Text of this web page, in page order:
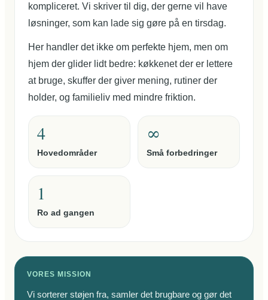
kompliceret. Vi skriver til dig, der gerne vil have
løsninger, som kan lade sig gøre på en tirsdag.
Her handler det ikke om perfekte hjem, men om
hjem der glider lidt bedre: køkkenet der er lettere
at bruge, skuffer der giver mening, rutiner der
holder, og familieliv med mindre friktion.
4
Hovedområder
∞
Små forbedringer
1
Ro ad gangen
VORES MISSION
Vi sorterer støjen fra, samler det brugbare og gør det